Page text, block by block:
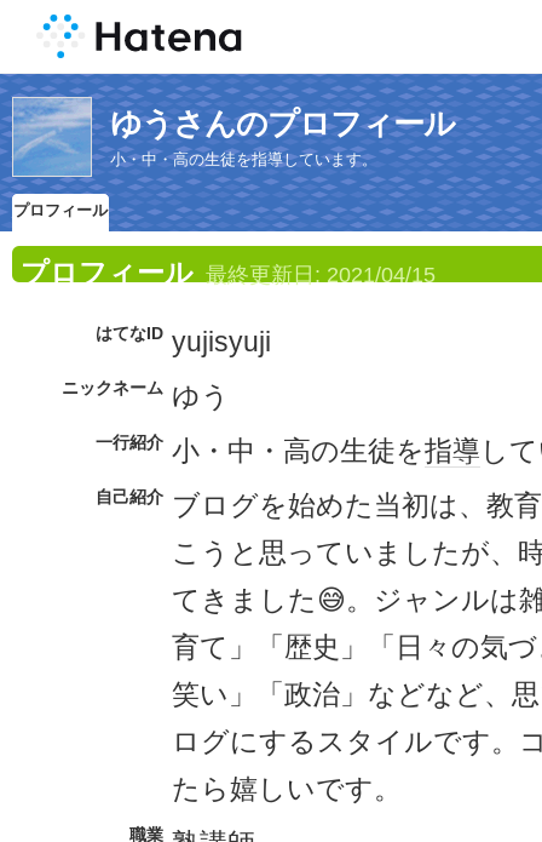
ゆうさんのプロフィール
小・中・高の生徒を指導しています。
プロフィール
プロフィール 最終更新日: 2021/04/15
はてなID yujisyuji
ニックネーム ゆう
一行紹介 小・中・高の生徒を指導 し
自己紹介 ブログを始めた当初は、教
こうと思っていましたが、
てきました😅。ジャンルは
育て」「歴史」「日々の気
笑い」「政治」などなど、
ログにするスタイルです。
たら嬉しいです。
職業